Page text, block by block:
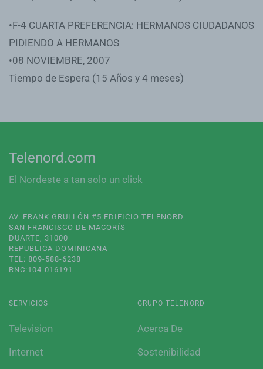
•F-4 CUARTA PREFERENCIA: HERMANOS CIUDADANOS
PIDIENDO A HERMANOS
•08 NOVIEMBRE, 2007
Tiempo de Espera (15 Años y 4 meses)
Telenord.com
El Nordeste a tan solo un click
AV. FRANK GRULLÓN #5 EDIFICIO TELENORD
SAN FRANCISCO DE MACORÍS
DUARTE, 31000
REPUBLICA DOMINICANA
TEL: 809-588-6238
RNC:104-016191
SERVICIOS
Television
Internet
GRUPO TELENORD
Acerca De
Sostenibilidad